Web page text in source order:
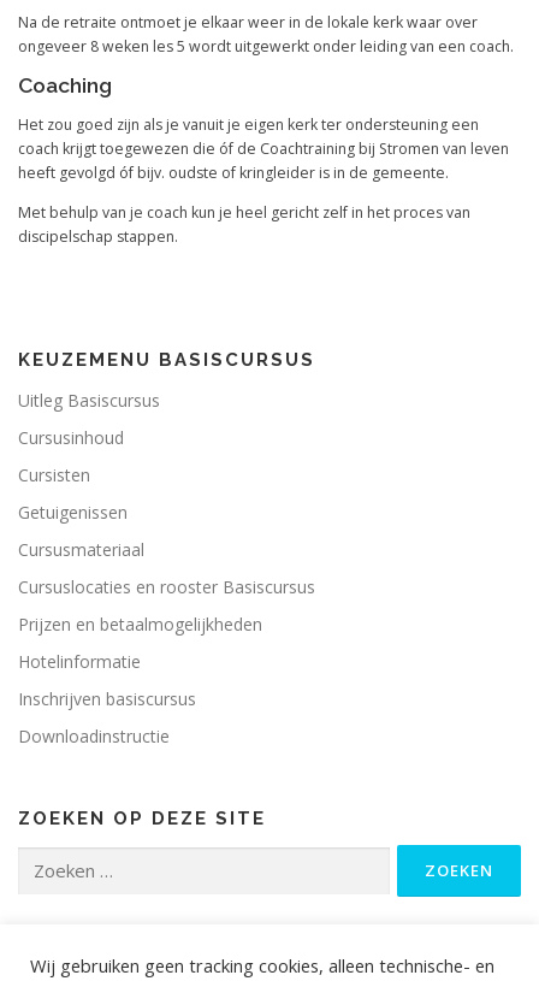
Na de retraite ontmoet je elkaar weer in de lokale kerk waar over
ongeveer 8 weken les 5 wordt uitgewerkt onder leiding van een coach.
Coaching
Het zou goed zijn als je vanuit je eigen kerk ter ondersteuning een
coach krijgt toegewezen die óf de Coachtraining bij Stromen van leven
heeft gevolgd óf bijv. oudste of kringleider is in de gemeente.
Met behulp van je coach kun je heel gericht zelf in het proces van
discipelschap stappen.
KEUZEMENU BASISCURSUS
Uitleg Basiscursus
Cursusinhoud
Cursisten
Getuigenissen
Cursusmateriaal
Cursuslocaties en rooster Basiscursus
Prijzen en betaalmogelijkheden
Hotelinformatie
Inschrijven basiscursus
Downloadinstructie
ZOEKEN OP DEZE SITE
naar:
Wij gebruiken geen tracking cookies, alleen technische- en